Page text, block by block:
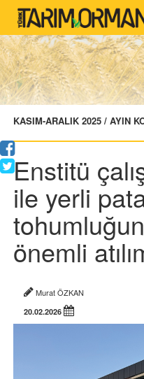
KASIM-ARALIK 2025 / AYIN
Enstitü
ile yerli
önemli
Murat ÖZKAN
20.02.2026